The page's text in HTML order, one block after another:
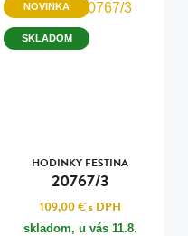
NOVINKA
SKLADOM
HODINKY FESTINA
20767/3
109,00 €s DPH
skladom, u vás 11.8.